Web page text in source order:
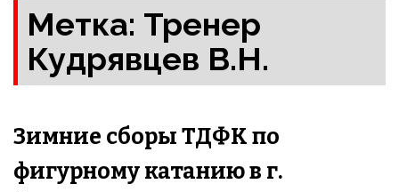
Метка: Тренер
Кудрявцев В.Н.
Зимние сборы ТДФК по
фигурному катанию в г.